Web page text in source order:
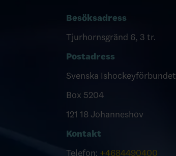
Besöksadress
Tjurhornsgränd 6, 3 tr.
Postadress
Svenska Ishockeyförbundet
Box 5204
121 18 Johanneshov
Kontakt
Telefon: +4684490400